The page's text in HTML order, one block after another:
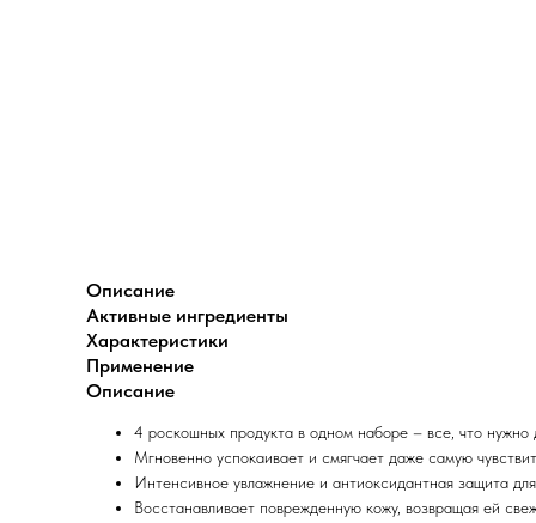
Описание
Активные ингредиенты
Характеристики
Применение
Описание
4 роскошных продукта в одном наборе – все, что нужно
Мгновенно успокаивает и смягчает даже самую
Интенсивное увлажнение и антиоксидантная защита
Восстанавливает поврежденную кожу, возвращая ей